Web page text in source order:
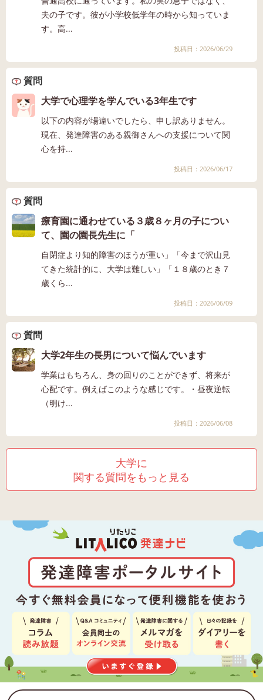
夫の子です。彼が小学校低学年の時から知っていま
す。高...
投稿日：2026/06/29
質問
大学で心理学を学んでいる3年生です
以下の内容が場違いでしたら、申し訳ありません。
現在、発達障害のある親御さんへの支援について関
心を持...
投稿日：2026/06/17
質問
療育園に通わせている３歳８ヶ月の子につい
て、園の園長先生に「
自閉症より知的障害のほうが重い」「今まで沢山見
てきた統計的に、大学は難しい」「１８歳のとき７
歳くら...
投稿日：2026/06/09
質問
大学2年生の長男について悩んでいます
学業はもちろん、身の回りのことができず、将来が
心配です。例えばこのような感じです。・昼夜逆転
（明け...
投稿日：2026/06/08
大学に
関する質問をもっと見る